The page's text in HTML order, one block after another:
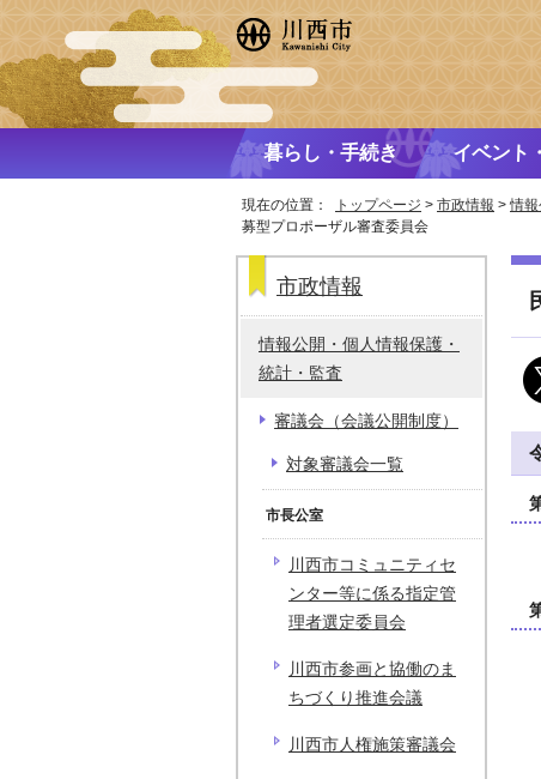
暮らし・手続き イベント
現在の位置： トップページ > 市政情報 >情
募型プロポーザル審査委員会
市政情報
情報公開・個人情報保護・
統計・監査
審議会（会議公開制度）
対象審議会一覧
市長公室
川西市コミュニティセ
ンター等に係る指定管
理者選定委員会
川西市参画と協働のま
ちづくり推進会議
川西市人権施策審議会